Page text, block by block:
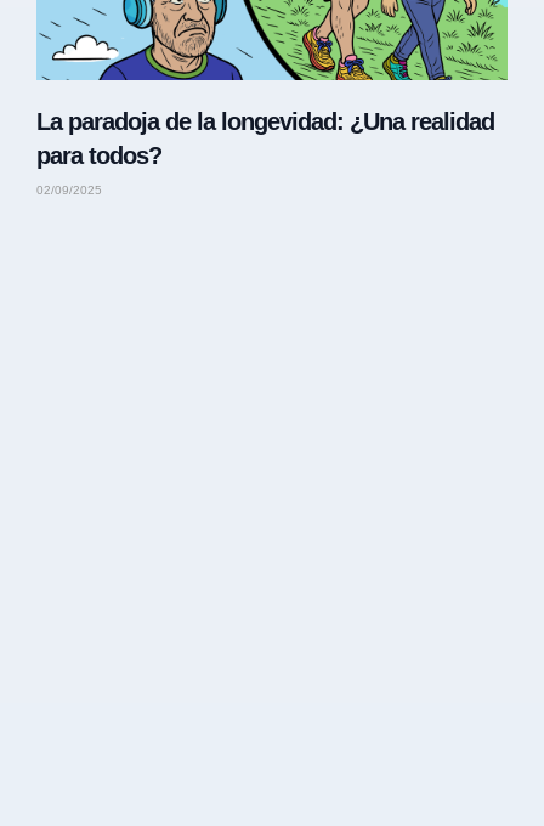
La paradoja de la longevidad: ¿Una realidad
para todos?
02/09/2025